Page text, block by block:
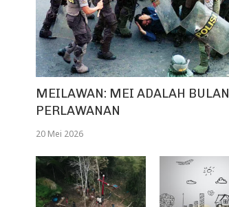
MEILAWAN: MEI ADALAH BULAN
PERLAWANAN
20 Mei 2026